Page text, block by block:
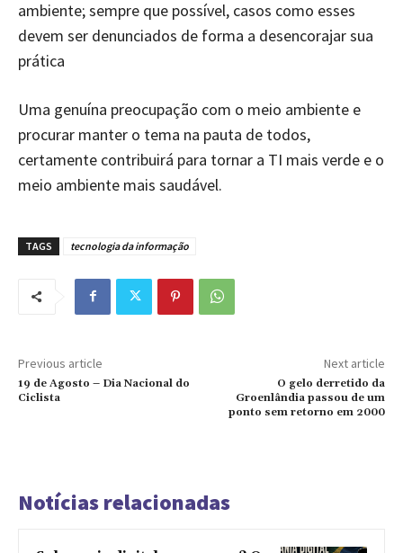
ambiente; sempre que possível, casos como esses
devem ser denunciados de forma a desencorajar sua
prática
Uma genuína preocupação com o meio ambiente e
procurar manter o tema na pauta de todos,
certamente contribuirá para tornar a TI mais verde e o
meio ambiente mais saudável.
TAGS tecnologia da informação
Previous article
19 de Agosto – Dia Nacional do
Ciclista
Next article
O gelo derretido da
Groenlândia passou de um
ponto sem retorno em 2000
Notícias relacionadas